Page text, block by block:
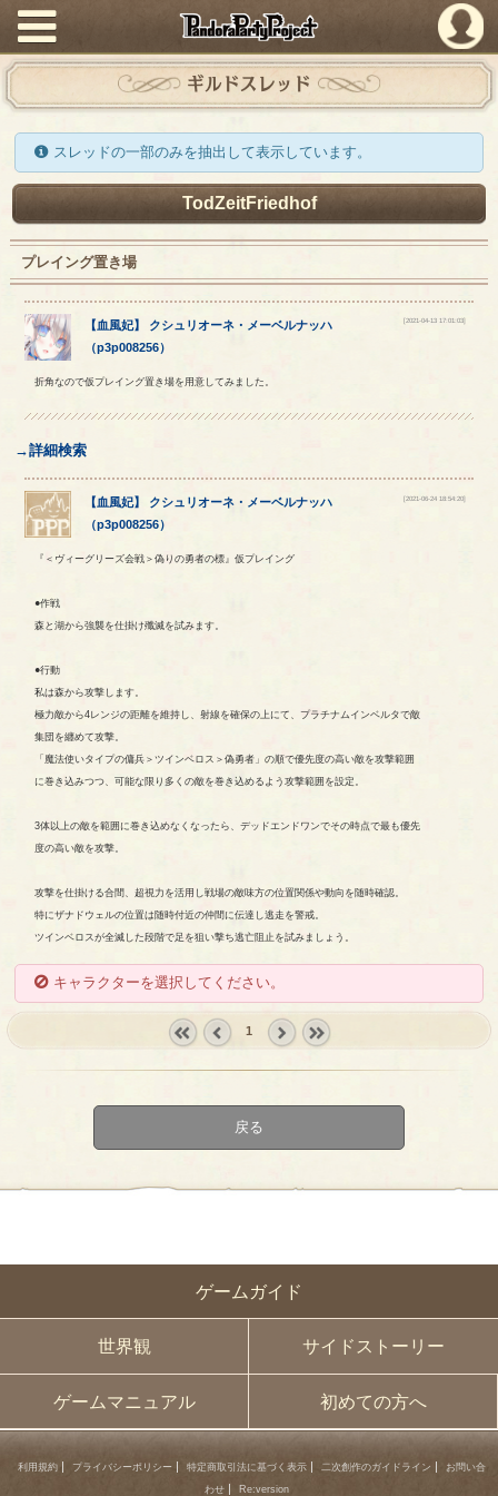
PandoraPartyProject
ゲームガイド
世界観 サイドストーリー
ゲームマニュアル 初めての方へ
ギルドスレッド
スレッドの一部のみを抽出して表示しています。
TodZeitFriedhof
プレイング置き場
【血風妃】 クシュリオーネ ・ メーベルナッハ
（p3p008256）
[2021-04-13 17:01:03]
折角なので仮プレイング置き場を用意してみました。
→詳細検索
【血風妃】 クシュリオーネ ・ メーベルナッハ
（p3p008256）
[2021-06-24 18:54:20]
『＜ヴィーグリーズ会戦＞偽りの勇者の標』仮プレイング
●作戦
森と湖から強襲を仕掛け殲滅を試みます。
●行動
私は森から攻撃します。
極力敵から4レンジの距離を維持し、射線を確保の上にて、プラチナムインベルタで敵
集団を纏めて攻撃。
「魔法使いタイプの傭兵＞ツインベロス＞偽勇者」の順で優先度の高い敵を攻撃範囲
に巻き込みつつ、可能な限り多くの敵を巻き込めるよう攻撃範囲を設定。
3体以上の敵を範囲に巻き込めなくなったら、デッドエンドワンでその時点で最も優先
度の高い敵を攻撃。
攻撃を仕掛ける合間、超視力を活用し戦場の敵味方の位置関係や動向を随時確認。
特にザナドウェルの位置は随時付近の仲間に伝達し逃走を警戒。
ツインベロスが全滅した段階で足を狙い撃ち逃亡阻止を試みましょう。
キャラクターを選択してください。
1
戻る
利用規約 プライバシーポリシー 特定商取引法に基づく表示 二次創作のガイドライン
お問い合
わせ
Re:version